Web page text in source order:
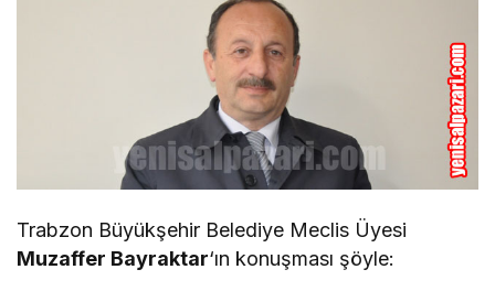
Trabzon Büyükşehir Belediye Meclis Üyesi
Muzaffer Bayraktar‘ın konuşması şöyle: